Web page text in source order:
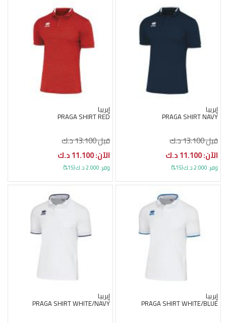
إيرييا
PRAGA SHIRT NAVY
قبل 13.100 د.ك
الآن: 11.100 د.ك
وفر: 2.000 د.ك (15%)
إيرييا
PRAGA SHIRT RED
قبل 13.100 د.ك
الآن: 11.100 د.ك
وفر: 2.000 د.ك (15%)
إيرييا
PRAGA SHIRT WHITE/BLUE
إيرييا
PRAGA SHIRT WHITE/NAVY